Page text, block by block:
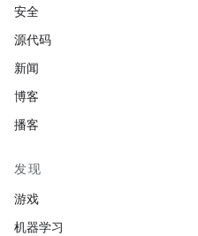
安全
源代码
新闻
博客
播客
发现
游戏
机器学习